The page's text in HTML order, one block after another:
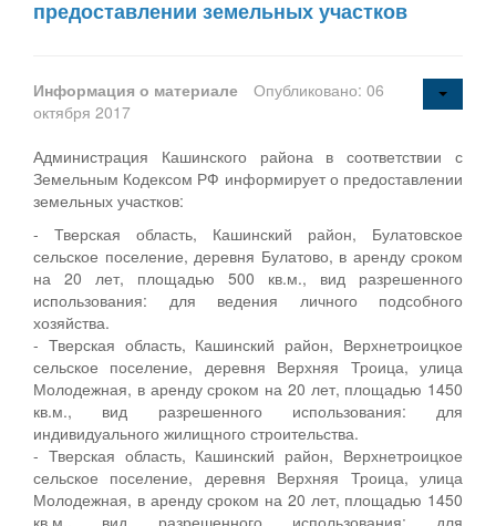
предоставлении земельных участков
Информация о материале
Опубликовано: 06
октября 2017
Администрация Кашинского района в соответствии с
Земельным Кодексом РФ информирует о предоставлении
земельных участков:
- Тверская область, Кашинский район, Булатовское
сельское поселение, деревня Булатово, в аренду сроком
на 20 лет, площадью 500 кв.м., вид разрешенного
использования: для ведения личного подсобного
хозяйства.
- Тверская область, Кашинский район, Верхнетроицкое
сельское поселение, деревня Верхняя Троица, улица
Молодежная, в аренду сроком на 20 лет, площадью 1450
кв.м., вид разрешенного использования: для
индивидуального жилищного строительства.
- Тверская область, Кашинский район, Верхнетроицкое
сельское поселение, деревня Верхняя Троица, улица
Молодежная, в аренду сроком на 20 лет, площадью 1450
кв.м., вид разрешенного использования: для